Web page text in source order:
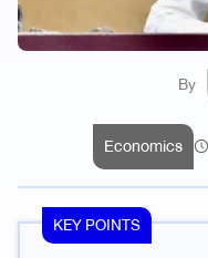
By
Economics
KEY POINTS